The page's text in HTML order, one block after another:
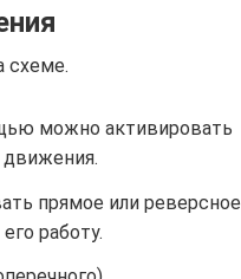
схеме.
можно активировать
движения.
прямое или реверсное
работу.